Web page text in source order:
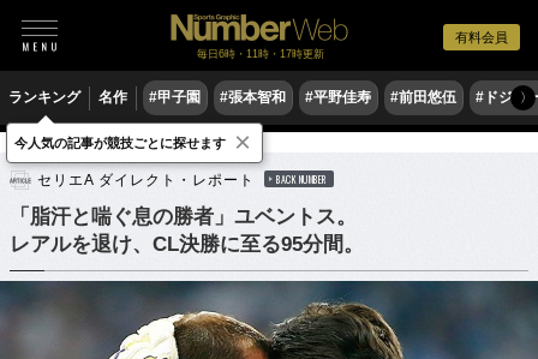
有料会員
毎日6時・11時・17時更新
ランキング 名作 #甲子園 #張本智和 #平野佳寿 #前田悠伍 #ドジャ
〉
サッカー 海外サッカー セリエA
セリエA ダイレクト・レポート BACK NUMBER
「脂汗と喘ぐ息の勝者」ユベントス。
レアルを退け、CL決勝に至る95分間。
今人気の記事が競技ごとに探せます ×